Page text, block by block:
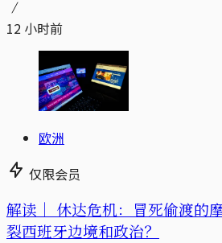
12 小时前
欧洲
仅限会员
解读｜ 休达危机：冒死偷渡的
裂西班牙边境和政治？